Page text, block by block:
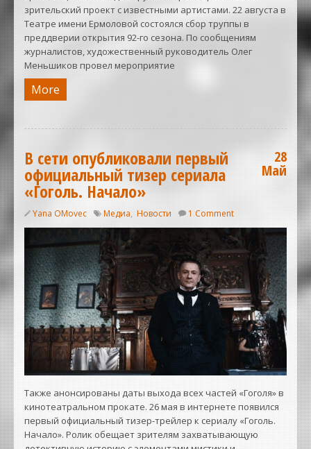
зрительский проект с известными артистами. 22 августа в
Театре имени Ермоловой состоялся сбор труппы в
преддверии открытия 92-го сезона. По сообщениям
журналистов, художественный руководитель Олег
Меньшиков провел мероприятие
More
В сети опубликовали первый
официальный тизер сериала
«Гоголь. Начало»
Yana OMovec Медиа, Новости 1 Comment
28
Май
Также анонсированы даты выхода всех частей «Гоголя» в
кинотеатральном прокате. 26 мая в интернете появился
первый официальный тизер-трейлер к сериалу «Гоголь.
Начало». Ролик обещает зрителям захватывающую